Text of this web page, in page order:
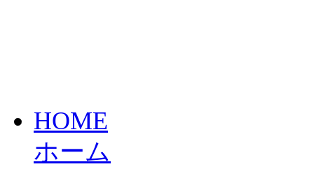
HOME
ホーム